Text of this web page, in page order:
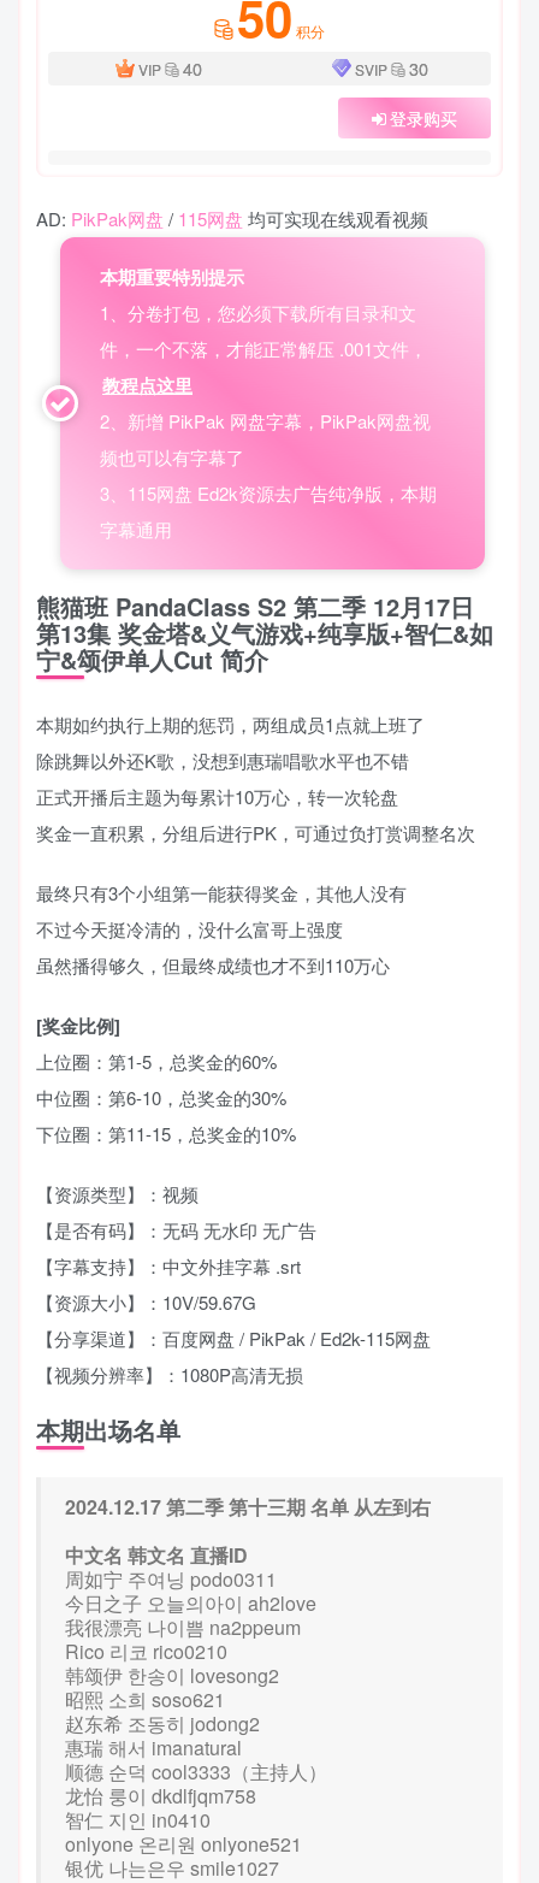
50 积分
VIP
40 SVIP 30
登录购买
AD: PikPak网盘 / 115网盘 均可实现在线观看视频
本期重要特别提示
1、分卷打包，您必须下载所有目录和文
件，一个不落，才能正常解压 .001文件，
教程点这里
2、新增 PikPak 网盘字幕，PikPak网盘视
频也可以有字幕了
3、115网盘 Ed2k资源去广告纯净版，本期
字幕通用
熊猫班 PandaClass S2 第二季 12月17日
第13集 奖金塔&义气游戏+纯享版+智仁&如
宁&颂伊单人Cut 简介
本期如约执行上期的惩罚，两组成员1点就上班了
除跳舞以外还K歌，没想到惠瑞唱歌水平也不错
正式开播后主题为每累计10万心，转一次轮盘
奖金一直积累，分组后进行PK，可通过负打赏调整名次
最终只有3个小组第一能获得奖金，其他人没有
不过今天挺冷清的，没什么富哥上强度
虽然播得够久，但最终成绩也才不到110万心
[奖金比例]
上位圈：第1-5，总奖金的60%
中位圈：第6-10，总奖金的30%
下位圈：第11-15，总奖金的10%
【资源类型】：视频
【是否有码】：无码 无水印 无广告
【字幕支持】：中文外挂字幕 .srt
【资源大小】：10V/59.67G
【分享渠道】：百度网盘 / PikPak / Ed2k-115网盘
【视频分辨率】：1080P高清无损
本期出场名单
2024.12.17 第二季 第十三期 名单 从左到右
中文名 韩文名 直播ID
周如宁 주여닝 podo0311
今日之子 오늘의아이 ah2love
我很漂亮 나이쁨 na2ppeum
Rico 리코 rico0210
韩颂伊 한송이 lovesong2
昭熙 소희 soso621
赵东希 조동히 jodong2
惠瑞 해서 imanatural
顺德 순덕 cool3333（主持人）
龙怡 룽이 dkdlfjqm758
智仁 지인 in0410
onlyone 온리원 onlyone521
银优 나는은우 smile1027